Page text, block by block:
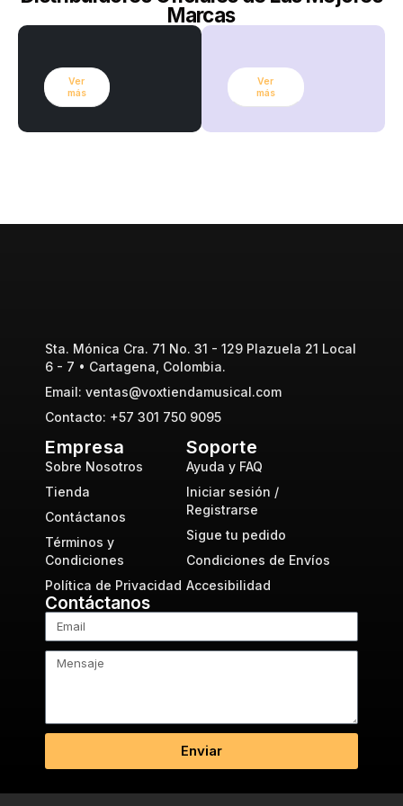
Marcas
Ver
más
Ver
más
Sta. Mónica Cra. 71 No. 31 - 129 Plazuela 21 Local
6 - 7 • Cartagena, Colombia.
Email: ventas@voxtiendamusical.com
Contacto: +57 301 750 9095
Empresa
Sobre Nosotros
Tienda
Contáctanos
Términos y
Condiciones
Política de Privacidad
Soporte
Ayuda y FAQ
Iniciar sesión /
Registrarse
Sigue tu pedido
Condiciones de Envíos
Accesibilidad
Contáctanos
Enviar